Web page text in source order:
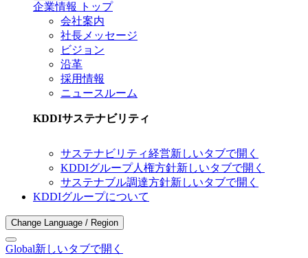
企業情報 トップ
会社案内
社長メッセージ
ビジョン
沿革
採用情報
ニュースルーム
KDDIサステナビリティ
サステナビリティ経営新しいタブで開く
KDDIグループ人権方針新しいタブで開く
サステナブル調達方針新しいタブで開く
KDDIグループについて
Change Language / Region
Global新しいタブで開く